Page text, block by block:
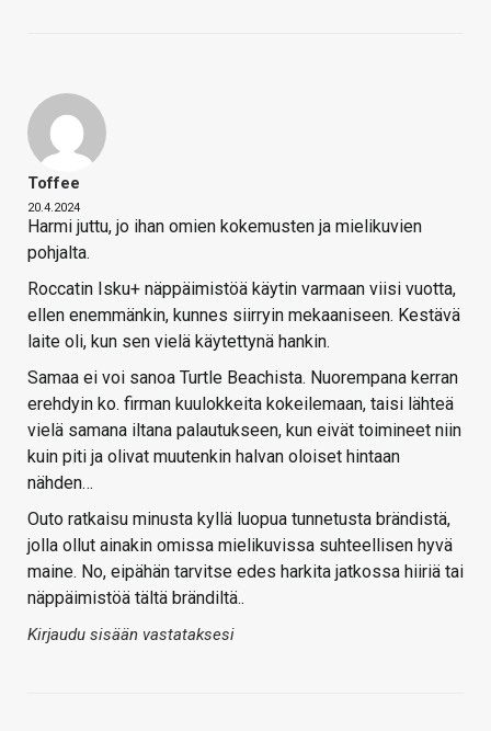
Toffee
20.4.2024
Harmi juttu, jo ihan omien kokemusten ja mielikuvien
pohjalta.
Roccatin Isku+ näppäimistöä käytin varmaan viisi vuotta,
ellen enemmänkin, kunnes siirryin mekaaniseen. Kestävä
laite oli, kun sen vielä käytettynä hankin.
Samaa ei voi sanoa Turtle Beachista. Nuorempana kerran
erehdyin ko. firman kuulokkeita kokeilemaan, taisi lähteä
vielä samana iltana palautukseen, kun eivät toimineet niin
kuin piti ja olivat muutenkin halvan oloiset hintaan
nähden…
Outo ratkaisu minusta kyllä luopua tunnetusta brändistä,
jolla ollut ainakin omissa mielikuvissa suhteellisen hyvä
maine. No, eipähän tarvitse edes harkita jatkossa hiiriä tai
näppäimistöä tältä brändiltä..
Kirjaudu sisään vastataksesi